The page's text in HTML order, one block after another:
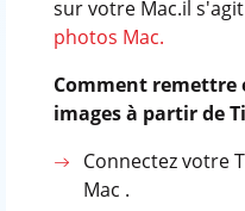
sur votre Mac.il
photos Mac.
Comment remettre
images à partir de
Connectez votre
Mac .